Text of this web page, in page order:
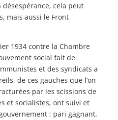
cela peut
mais aussi le Front
1934 contre la Chambre
social fait de
et des syndicats a
de ces gauches que l’on
par les scissions de
et socialistes, ont suivi et
: pari gagnant,